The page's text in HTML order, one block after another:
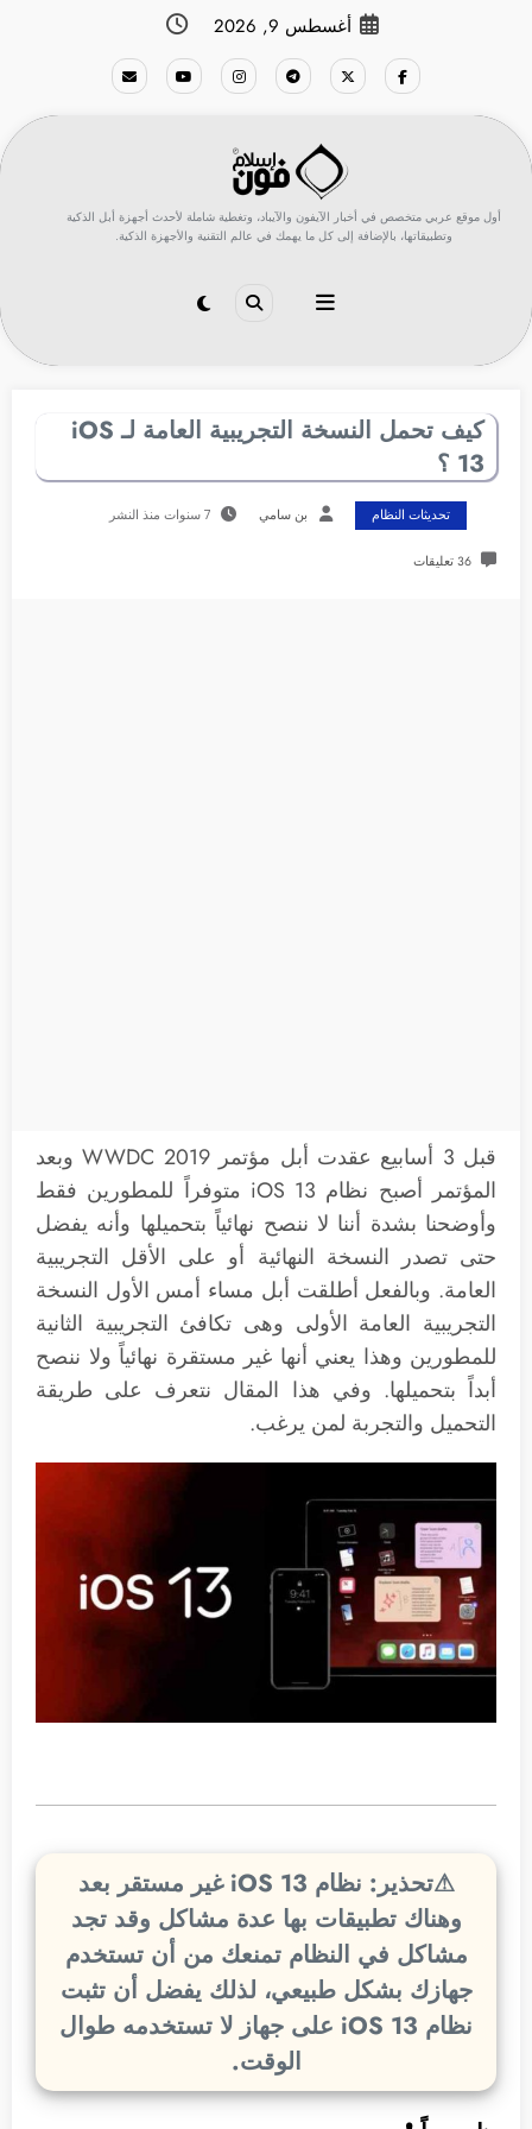
أغسطس 9, 2026
أول موقع عربي متخصص في أخبار الآيفون والآيباد، وتغطية شاملة لأحدث أجهزة أبل الذكية
وتطبيقاتها، بالإضافة إلى كل ما يهمك في عالم التقنية والأجهزة الذكية.
كيف تحمل النسخة التجريبية العامة لـ iOS
13 ؟
تحديثات النظام بن سامي 7 سنوات منذ النشر
36 تعليقات
قبل 3 أسابيع عقدت أبل مؤتمر WWDC 2019 وبعد
المؤتمر أصبح نظام iOS 13 متوفراً للمطورين فقط
وأوضحنا بشدة أننا لا ننصح نهائياً بتحميلها وأنه يفضل
حتى تصدر النسخة النهائية أو على الأقل التجريبية
العامة. وبالفعل أطلقت أبل مساء أمس الأول النسخة
التجريبية العامة الأولى وهى تكافئ التجريبية الثانية
للمطورين وهذا يعني أنها غير مستقرة نهائياً ولا ننصح
أبداً بتحميلها. وفي هذا المقال نتعرف على طريقة
التحميل والتجربة لمن يرغب.
⚠تحذير: نظام iOS 13
غير مستقر بعد
وهناك تطبيقات بها عدة مشاكل وقد تجد
مشاكل في النظام تمنعك من أن تستخدم
جهازك بشكل طبيعي، لذلك يفضل أن تثبت
نظام iOS 13 على جهاز لا تستخدمه طوال
الوقت.